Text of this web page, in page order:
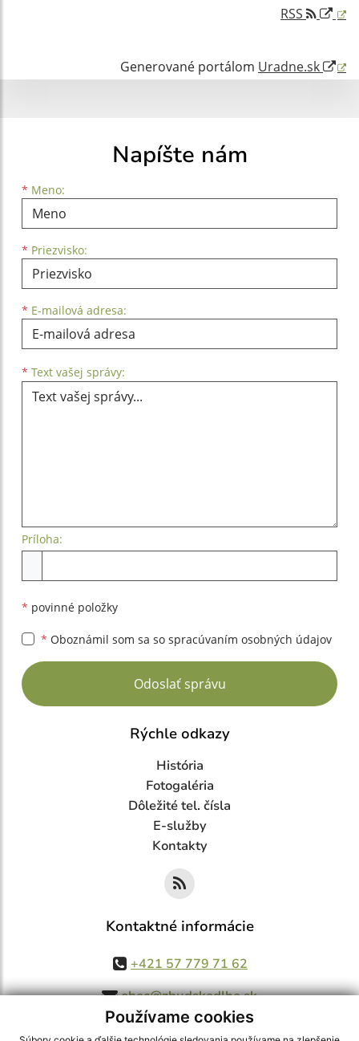
Používame cookies
RSS
Generované portálom Uradne.sk
Napíšte nám
* Meno:
Meno
* Priezvisko:
Priezvisko
* E-mailová adresa:
E-mailová adresa
* Text vašej správy:
Príloha:
* povinné položky
* Oboznámil som sa so spracúvaním osobných údajov
Google reCaptcha Response
Odoslať správu
Rýchle odkazy
História
Fotogaléria
Dôležité tel. čísla
E-služby
Kontakty
Kontaktné informácie
+421 57 779 71 62
obec@zbudskedlhe.sk